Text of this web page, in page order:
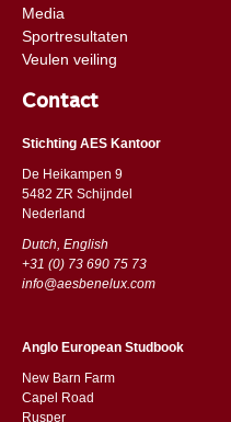
Media
Sportresultaten
Veulen veiling
Contact
Stichting AES Kantoor
De Heikampen 9
5482 ZR Schijndel
​​Nederland
Dutch, English
+31 (0) 73 690 75 73
info@aesbenelux.com
Anglo European Studbook
New Barn Farm
Capel Road
​​Rusper